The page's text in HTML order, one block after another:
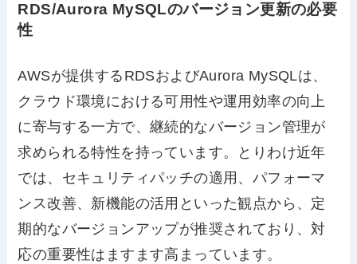
RDS/Aurora MySQLのバージョン更新の必要
性
AWSが提供するRDSおよびAurora MySQLは、
クラウド環境における可用性や運用効率の向上
に寄与する一方で、継続的なバージョン管理が
求められる特性を持っています。とりわけ近年
では、セキュリティパッチの適用、パフォーマ
ンス改善、新機能の活用といった観点から、定
期的なバージョンアップが推奨されており、対
応の重要性はますます高まっています。